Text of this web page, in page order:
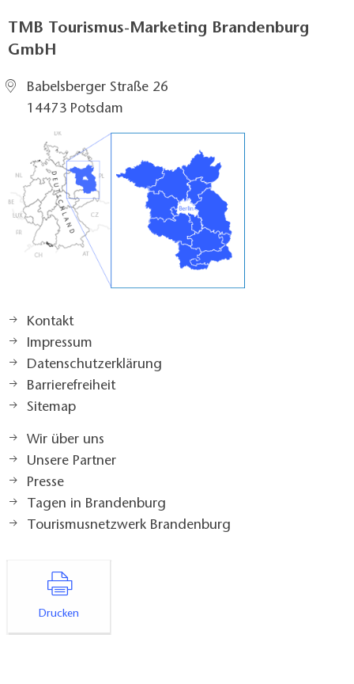
TMB Tourismus-Marketing Brandenburg
GmbH
Babelsberger Straße 26
14473 Potsdam
Kontakt
Impressum
Datenschutzerklärung
Barrierefreiheit
Sitemap
Wir über uns
Unsere Partner
Presse
Tagen in Brandenburg
Tourismusnetzwerk Brandenburg
Drucken